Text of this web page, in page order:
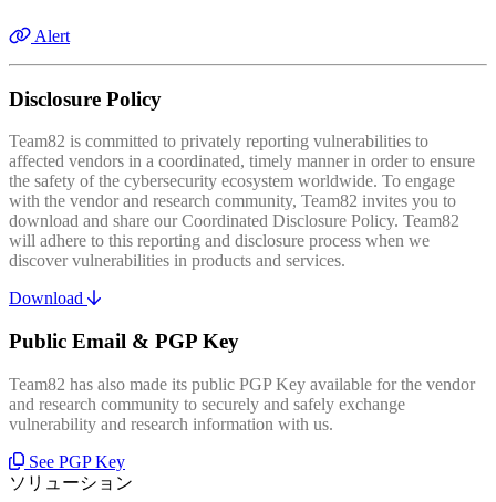
Alert
Disclosure Policy
Team82 is committed to privately reporting vulnerabilities to
affected vendors in a coordinated, timely manner in order to ensure
the safety of the cybersecurity ecosystem worldwide. To engage
with the vendor and research community, Team82 invites you to
download and share our Coordinated Disclosure Policy. Team82
will adhere to this reporting and disclosure process when we
discover vulnerabilities in products and services.
Download
Public Email & PGP Key
Team82 has also made its public PGP Key available for the vendor
and research community to securely and safely exchange
vulnerability and research information with us.
See PGP Key
ソリューション